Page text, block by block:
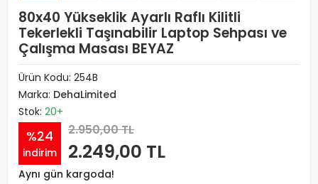
80x40 Yükseklik Ayarlı Raflı Kilitli
Tekerlekli Taşınabilir Laptop Sehpası ve
Çalışma Masası BEYAZ
Ürün Kodu: 254B
Marka: DehaLimited
Stok: 20+
%24
indirim
2.950,00 TL
2.249,00 TL
Aynı gün kargoda!